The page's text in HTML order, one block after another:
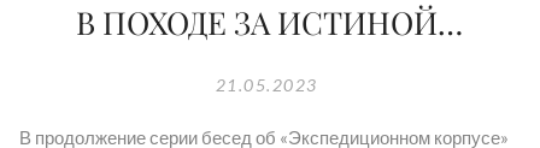
В ПОХОДЕ ЗА ИСТИНОЙ…
21.05.2023
В продолжение серии бесед об «Экспедиционном корпусе»